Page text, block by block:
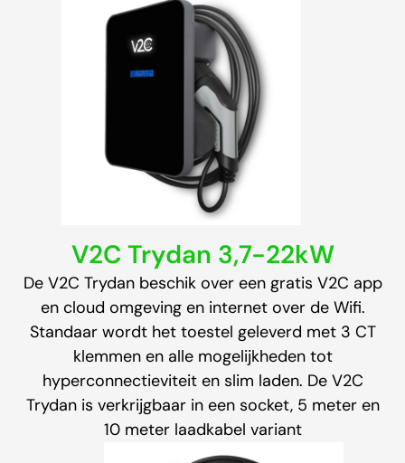
V2C Trydan 3,7-22kW
De V2C Trydan beschik over een gratis V2C app
en cloud omgeving en internet over de Wifi.
Standaar wordt het toestel geleverd met 3 CT
klemmen en alle mogelijkheden tot
hyperconnectieviteit en slim laden. De V2C
Trydan is verkrijgbaar in een socket, 5 meter en
10 meter laadkabel variant